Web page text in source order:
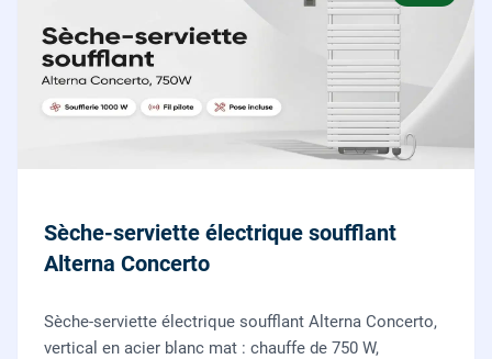
Sèche-serviette électrique soufflant
Alterna Concerto
Sèche-serviette électrique soufflant Alterna Concerto,
vertical en acier blanc mat : chauffe de 750 W,